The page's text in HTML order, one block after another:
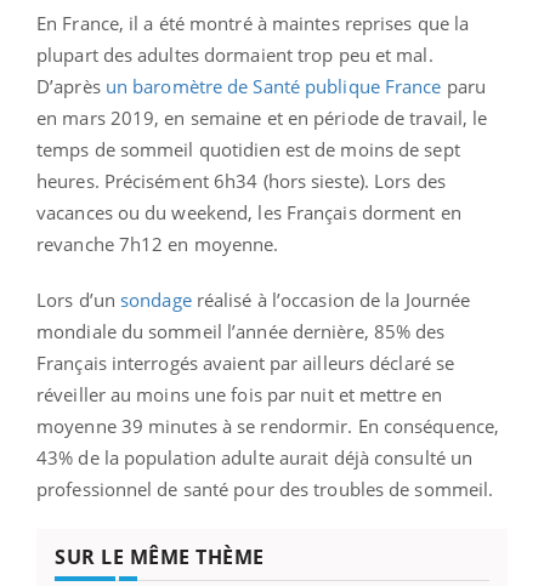
En France, il a été montré à maintes reprises que la
plupart des adultes dormaient trop peu et mal.
D’après un baromètre de Santé publique France paru
en mars 2019, en semaine et en période de travail, le
temps de sommeil quotidien est de moins de sept
heures. Précisément 6h34 (hors sieste). Lors des
vacances ou du weekend, les Français dorment en
revanche 7h12 en moyenne.
Lors d’un sondageréalisé à l’occasion de la Journée
mondiale du sommeil l’année dernière, 85% des
Français interrogés avaient par ailleurs déclaré se
réveiller au moins une fois par nuit et mettre en
moyenne 39 minutes à se rendormir. En conséquence,
43% de la population adulte aurait déjà consulté un
professionnel de santé pour des troubles de sommeil.
SUR LE MÊME THÈME